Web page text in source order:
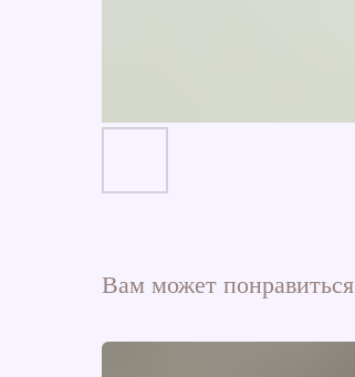
Вам может понравиться